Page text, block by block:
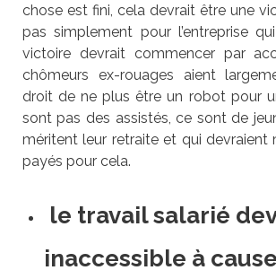
chose est fini, cela devrait être une
pas simplement pour l’entreprise
victoire devrait commencer par
chômeurs ex-rouages aient
droit de ne plus être un robot pour
sont pas des assistés, ce sont de
méritent leur retraite et qui devraient
payés pour cela.
le travail salarié
inaccessible à